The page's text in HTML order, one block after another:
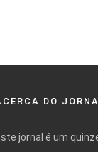
DO
jornal é um